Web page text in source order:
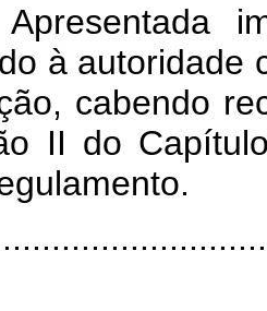
Apresentada
à autoridade
cabendo
II do